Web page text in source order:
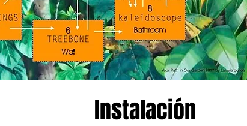
Instalación